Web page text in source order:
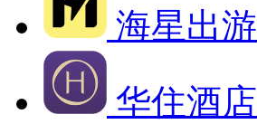
海星出游
华住酒店